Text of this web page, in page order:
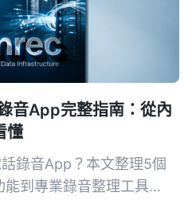
音App完整指南：從內
懂
錄音App？本文整理5個
到專業錄音整理工具